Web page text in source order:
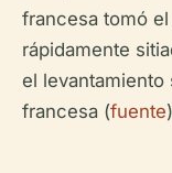
francesa tomó
rápidamente
el
francesa (fuente